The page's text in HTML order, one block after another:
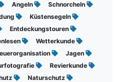
Angeln
Schnorcheln
Küstensegeln
Entdeckungstouren
Wetterkunde
Jagen
Revierkunde
Naturschutz